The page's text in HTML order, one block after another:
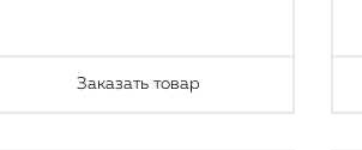
Заказать товар